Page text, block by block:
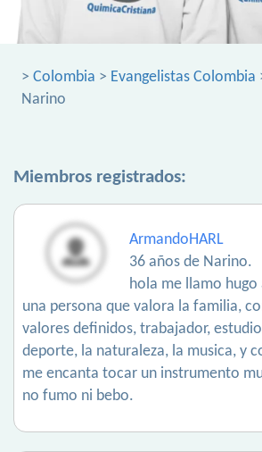
> Colombia > Evangelistas Colombia
Narino
Miembros registrados:
ArmandoHARL
36 años de Narino.
hola me llamo
una persona que valora la familia,
valores definidos, trabajador,
deporte, la naturaleza, la musica, y
me encanta tocar un instrumento
no fumo ni bebo.